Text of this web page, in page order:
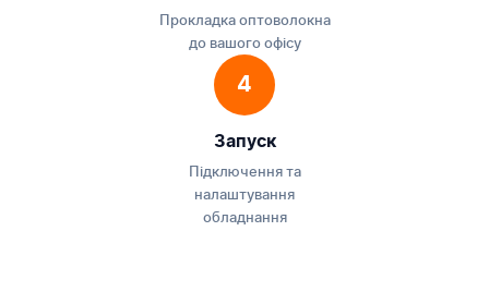
Прокладка оптоволокна
до вашого офісу
4
Запуск
Підключення та
налаштування
обладнання